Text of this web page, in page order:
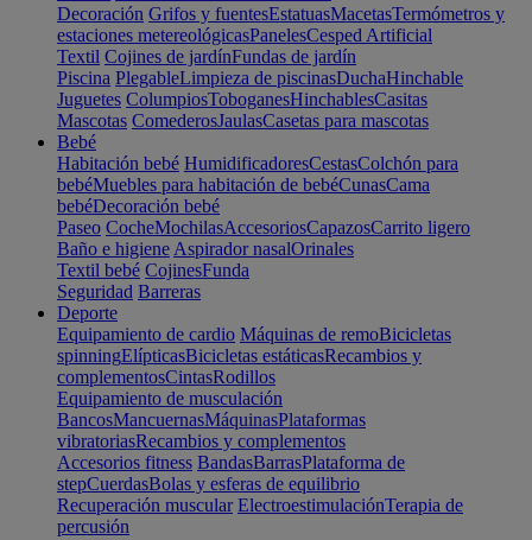
Decoración Grifos y fuentesEstatuasMacetasTermómetros y
estaciones metereológicasPanelesCesped Artificial
Textil Cojines de jardínFundas de jardín
Piscina PlegableLimpieza de piscinasDuchaHinchable
Juguetes ColumpiosToboganesHinchablesCasitas
Mascotas ComederosJaulasCasetas para mascotas
Bebé
Habitación bebé HumidificadoresCestasColchón para
bebéMuebles para habitación de bebéCunasCama
bebéDecoración bebé
Paseo CocheMochilasAccesoriosCapazosCarrito ligero
Baño e higiene Aspirador nasalOrinales
Textil bebé CojinesFunda
Seguridad Barreras
Deporte
Equipamiento de cardio Máquinas de remoBicicletas
spinningElípticasBicicletas estáticasRecambios y
complementosCintasRodillos
Equipamiento de musculación
BancosMancuernasMáquinasPlataformas
vibratoriasRecambios y complementos
Accesorios fitness BandasBarrasPlataforma de
stepCuerdasBolas y esferas de equilibrio
Recuperación muscular ElectroestimulaciónTerapia de
percusión